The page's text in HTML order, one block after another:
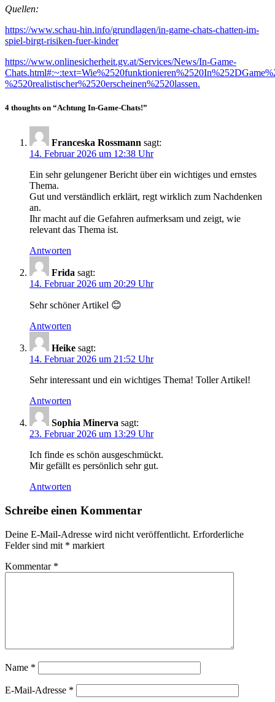
Quellen:
https://www.schau-hin.info/grundlagen/in-game-chats-chatten-im-
spiel-birgt-risiken-fuer-kinder
https://www.onlinesicherheit.gv.at/Services/News/In-Game-
%2520realistischer%2520erscheinen%2520lassen.
4 thoughts on “Achtung In-Game-Chats!”
Franceska Rossmann sagt:
14. Februar 2026 um 12:38 Uhr
Ein sehr gelungener Bericht über ein wichtiges und ernstes
Thema.
Gut und verständlich erklärt, regt wirklich zum Nachdenken
an.
Ihr macht auf die Gefahren aufmerksam und zeigt, wie
relevant das Thema ist.
Antworten
Frida sagt:
14. Februar 2026 um 20:29 Uhr
Sehr schöner Artikel 😊
Antworten
Heike sagt:
14. Februar 2026 um 21:52 Uhr
Sehr interessant und ein wichtiges Thema! Toller Artikel!
Antworten
Sophia Minerva sagt:
23. Februar 2026 um 13:29 Uhr
Ich finde es schön ausgeschmückt.
Mir gefällt es persönlich sehr gut.
Antworten
Schreibe einen Kommentar
Deine E-Mail-Adresse wird nicht veröffentlicht. Erforderliche
Felder sind mit * markiert
Kommentar *
Name *
E-Mail-Adresse *